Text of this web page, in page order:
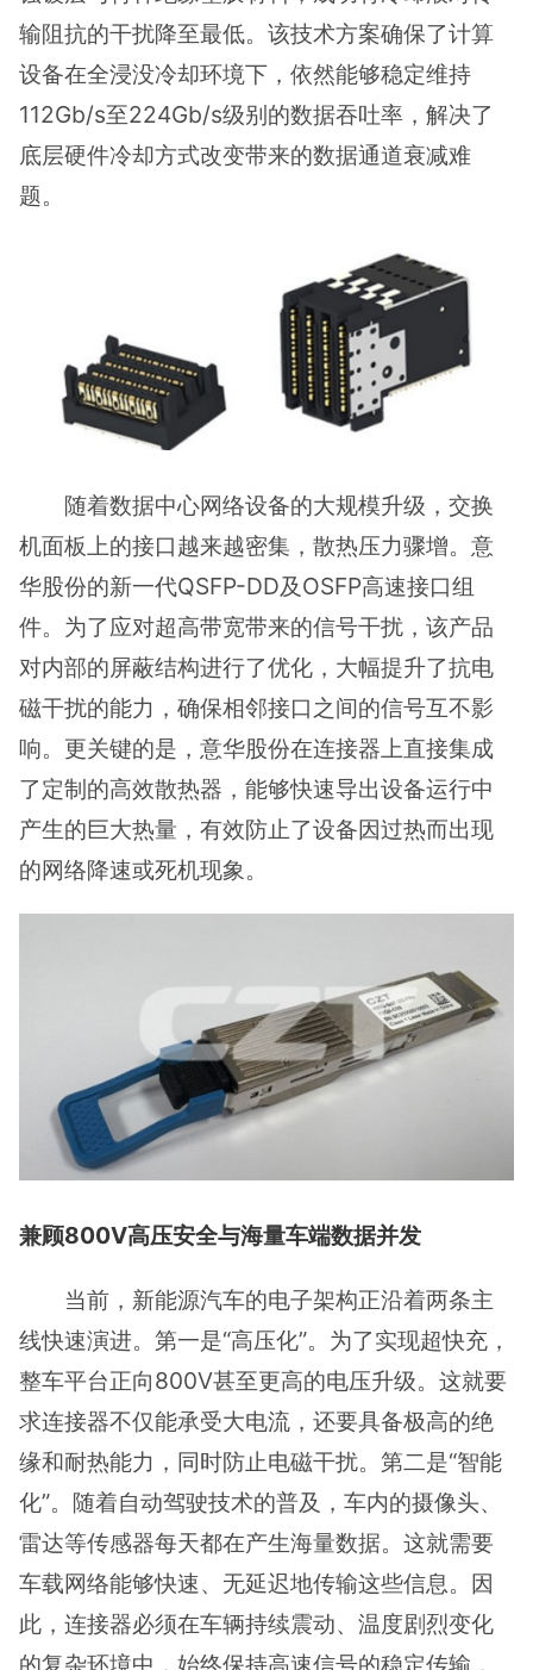
输阻抗的干扰降至最低。该技术方案确保了计算
设备在全浸没冷却环境下，依然能够稳定维持
112Gb/s至224Gb/s级别的数据吞吐率，解决了
底层硬件冷却方式改变带来的数据通道衰减难
题。
随着数据中心网络设备的大规模升级，交换
机面板上的接口越来越密集，散热压力骤增。意
华股份的新一代QSFP-DD及OSFP高速接口组
件。为了应对超高带宽带来的信号干扰，该产品
对内部的屏蔽结构进行了优化，大幅提升了抗电
磁干扰的能力，确保相邻接口之间的信号互不影
响。更关键的是，意华股份在连接器上直接集成
了定制的高效散热器，能够快速导出设备运行中
产生的巨大热量，有效防止了设备因过热而出现
的网络降速或死机现象。
兼顾800V高压安全与海量车端数据并发
当前，新能源汽车的电子架构正沿着两条主
线快速演进。第一是“高压化”。为了实现超快充，
整车平台正向800V甚至更高的电压升级。这就要
求连接器不仅能承受大电流，还要具备极高的绝
缘和耐热能力，同时防止电磁干扰。第二是“智能
化”。随着自动驾驶技术的普及，车内的摄像头、
雷达等传感器每天都在产生海量数据。这就需要
车载网络能够快速、无延迟地传输这些信息。因
此，连接器必须在车辆持续震动、温度剧烈变化
的复杂环境中，始终保持高速信号的稳定传输，